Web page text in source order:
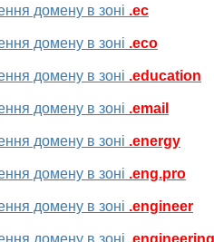
домену в зоні .ec
домену в зоні .eco
домену в зоні .education
домену в зоні .email
домену в зоні .energy
домену в зоні .eng.pro
домену в зоні .engineer